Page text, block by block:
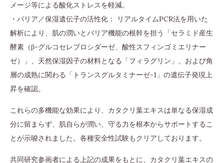
メージ等による酸化ストレスを軽減。
・バリア／保湿遺伝子の活性化： リアルタイムPCR法を用いた
解析により、肌の潤いとバリア機能の根幹を担う「セラミド産生
酵素（β-グルコセレブロシダーゼ、酸性スフィンゴミエリナー
ゼ）」、天然保湿因子の材料となる「フィラグリン」、および角
層の成熟に関わる「トランスグルタミナーゼ-1」の遺伝子発現上
昇を確認。
これらの多機能な効果により、カタクリ葉エキスは単なる保湿成
分に留まらず、肌自らが潤い、守る力を根本からサポートするこ
とが示唆されました。各種安全性試験もクリアしております。
共同研究参画者による上記の成果をもとに、カタクリ葉エキスの